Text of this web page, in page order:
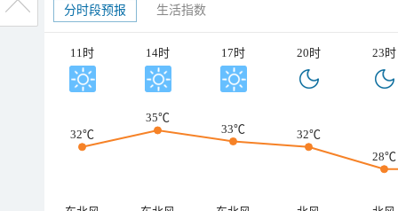
分时段预报 生活指数
11时 14时 17时 20时 23时
32℃
35℃
33℃
32℃
28℃